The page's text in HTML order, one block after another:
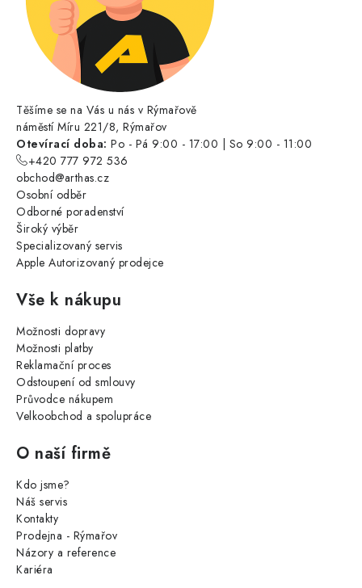
Těšíme se na Vás u nás v Rýmařově
náměstí Míru 221/8, Rýmařov
Otevírací doba: Po - Pá 9:00 - 17:00 | So 9:00 - 11:00
+420 777 972 536
obchod@arthas.cz
Osobní odběr
Odborné poradenství
Široký výběr
Specializovaný servis
Apple Autorizovaný prodejce
Vše k nákupu
Možnosti dopravy
Možnosti platby
Reklamační proces
Odstoupení od smlouvy
Průvodce nákupem
Velkoobchod a spolupráce
O naší firmě
Kdo jsme?
Náš servis
Kontakty
Prodejna - Rýmařov
Názory a reference
Kariéra